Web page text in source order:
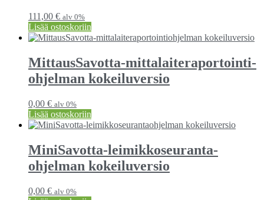
111,00 € alv 0%
Lisää ostoskoriin
MittausSavotta-mittalaite­raportointi­
ohjelman kokeiluversio
0,00 € alv 0%
Lisää ostoskoriin
MiniSavotta-leimikko­seuranta­
ohjelman kokeiluversio
0,00 € alv 0%